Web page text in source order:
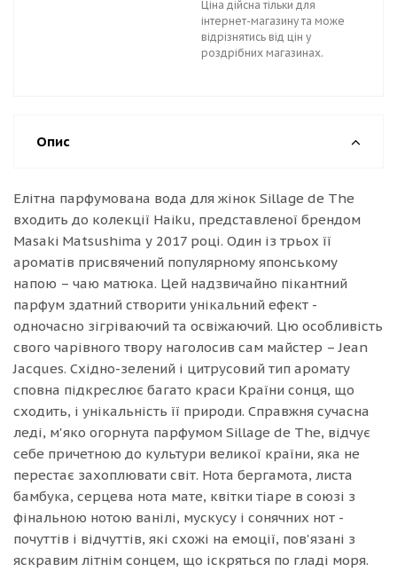
Ціна дійсна тільки для
інтернет-магазину та може
відрізнятись від цін у
роздрібних магазинах.
Опис
Елітна парфумована вода для жінок Sillage de The
входить до колекції Haiku, представленої брендом
Masaki Matsushima у 2017 році. Один із трьох її
ароматів присвячений популярному японському
напою – чаю матюка. Цей надзвичайно пікантний
парфум здатний створити унікальний ефект -
одночасно зігріваючий та освіжаючий. Цю особливість
свого чарівного твору наголосив сам майстер – Jean
Jacques. Східно-зелений і цитрусовий тип аромату
сповна підкреслює багато краси Країни сонця, що
сходить, і унікальність її природи. Справжня сучасна
леді, м'яко огорнута парфумом Sillage de The, відчує
себе причетною до культури великої країни, яка не
перестає захоплювати світ. Нота бергамота, листа
бамбука, серцева нота мате, квітки тіаре в союзі з
фінальною нотою ванілі, мускусу і сонячних нот -
почуттів і відчуттів, які схожі на емоції, пов'язані з
яскравим літнім сонцем, що іскряться по гладі моря.